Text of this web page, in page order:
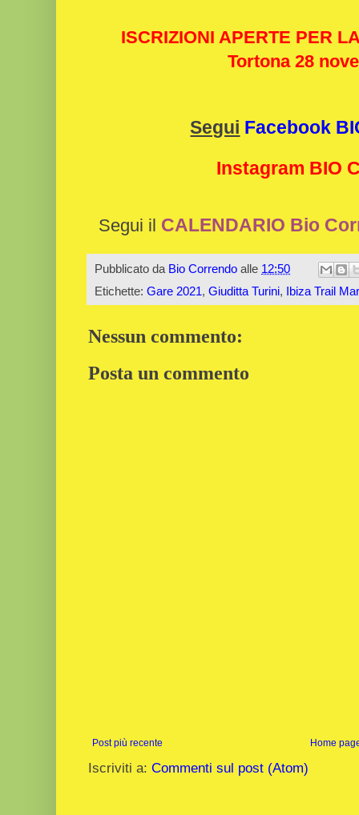
ISCRIZIONI APERTE PER
Tortona 28
Segui Facebook
Instagram BIO
Segui il CALENDARIO Bio
Pubblicato da Bio Correndo alle 12:50
Etichette: Gare 2021, Giuditta Turini, Ibiza Trail
Nessun commento:
Posta un commento
Post più recente Home
Iscriviti a: Commenti sul post (Atom)